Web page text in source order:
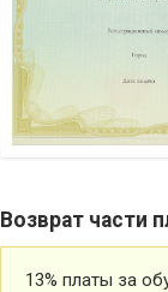
Возврат части
13% платы за